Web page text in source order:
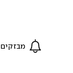
מבזקים